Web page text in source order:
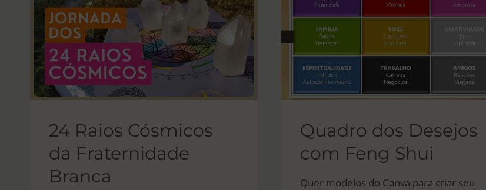
24 Raios Cósmicos
da Fraternidade
Branca
Quadro dos Desejos
com Feng Shui
Quer modelos do Canva para criar seu